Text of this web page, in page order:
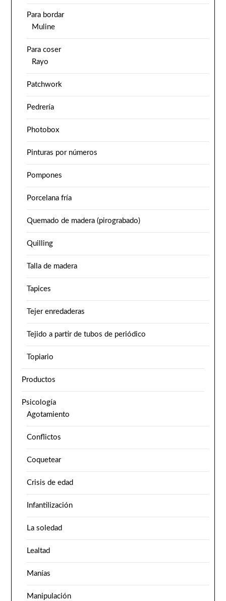
Para bordar
Muline
Para coser
Rayo
Patchwork
Pedrería
Photobox
Pinturas por números
Pompones
Porcelana fría
Quemado de madera (pirograbado)
Quilling
Talla de madera
Tapices
Tejer enredaderas
Tejido a partir de tubos de periódico
Topiario
Productos
Psicología
Agotamiento
Conflictos
Coquetear
Crisis de edad
Infantilización
La soledad
Lealtad
Manías
Manipulación